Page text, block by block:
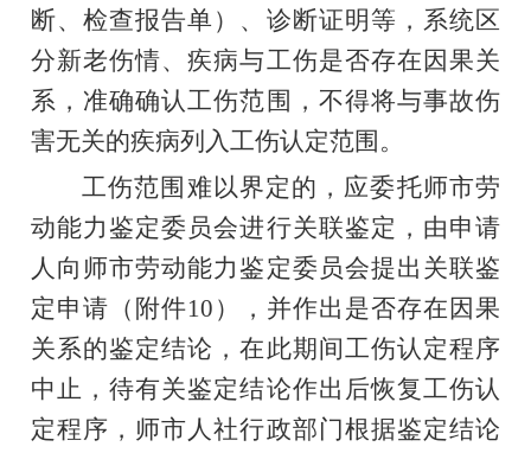
断、检查报告单）、诊断证明等，系统区
分新老伤情、疾病与工伤是否存在因果关
系，准确确认工伤范围，不得将与事故伤
害无关的疾病列入工伤认定范围。
工伤范围难以界定的，应委托师市劳
动能力鉴定委员会进行关联鉴定，由申请
人向师市劳动能力鉴定委员会提出关联鉴
定申请（附件10 ），并作出是否存在因果
关系的鉴定结论，在此期间工伤认定程序
中止，待有关鉴定结论作出后恢复工伤认
定程序，师市人社行政部门根据鉴定结论